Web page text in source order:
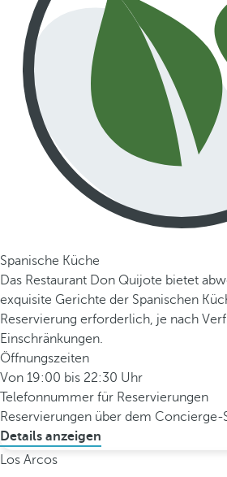
Spanische Küche
Das Restaurant Don Quijote bietet
exquisite Gerichte der Spanischen
Reservierung erforderlich, je nach
Einschränkungen.
Öffnungszeiten
Von 19:00 bis 22:30 Uhr
Telefonnummer für Reservierungen
Reservierungen über dem Concierge-
Details anzeigen
Los Arcos